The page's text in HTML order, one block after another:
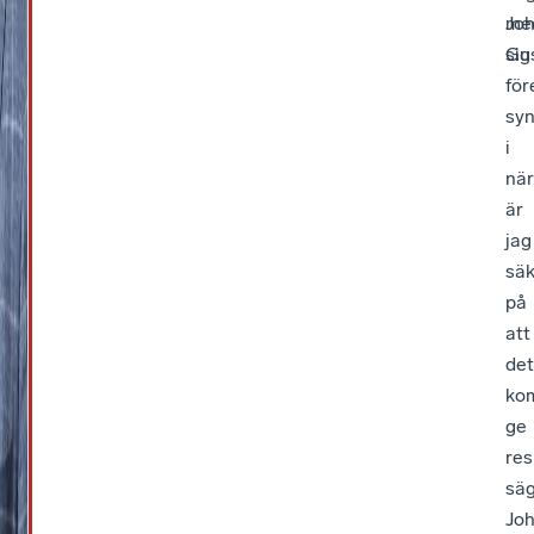
sig
i
är
jag
på
att
det
ge